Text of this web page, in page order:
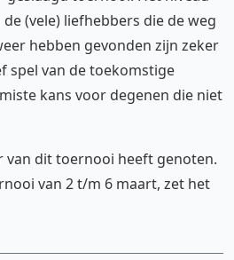
(vele) liefhebbers die de weg
hebben gevonden zijn zeker
spel van de toekomstige
kans voor degenen die niet
van dit toernooi heeft genoten.
van 2 t/m 6 maart, zet het